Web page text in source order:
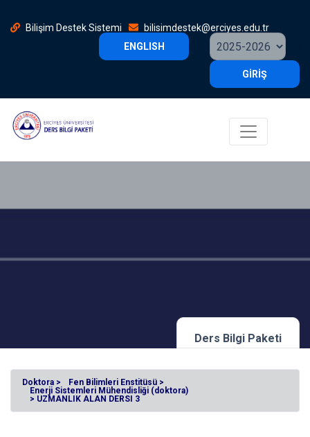
Bilişim Destek Sistemi
bilisimdestek@erciyes.edu.tr
ENGLISH
GİRİŞ
Ders Bilgi Paketi
Doktora >
Fen Bilimleri Enstitüsü >
Enerji Sistemleri Mühendisliği (doktora)
> UZMANLIK ALAN DERSI 3